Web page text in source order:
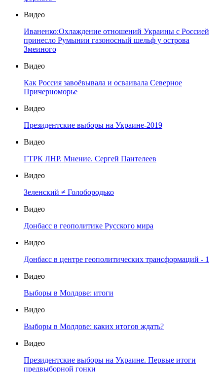
Видео
Иваненко:Охлаждение отношений Украины с Россией
принесло Румынии газоносный шельф у острова
Змеиного
Видео
Как Россия завоёвывала и осваивала Северное
Причерноморье
Видео
Президентские выборы на Украине-2019
Видео
ГТРК ЛНР. Мнение. Сергей Пантелеев
Видео
Зеленский ≠ Голобородько
Видео
Донбасс в геополитике Русского мира
Видео
Донбасс в центре геополитических трансформаций - 1
Видео
Выборы в Молдове: итоги
Видео
Выборы в Молдове: каких итогов ждать?
Видео
Президентские выборы на Украине. Первые итоги
предвыборной гонки